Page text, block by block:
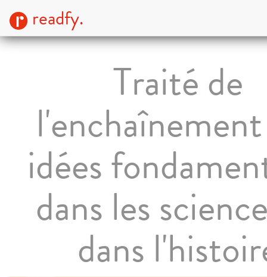
readfy.
Traité de
idées
dans les
dans